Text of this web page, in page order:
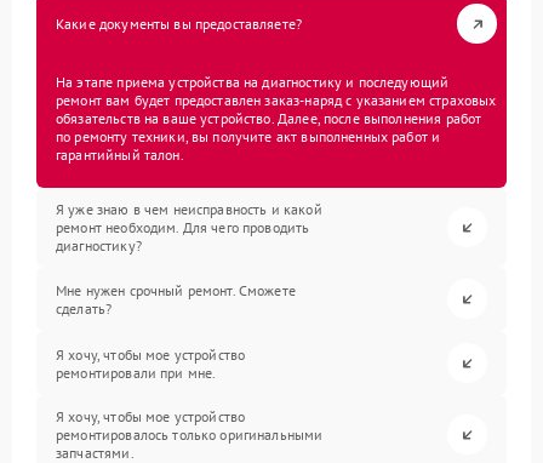
Какие документы вы предоставляете?
На этапе приема устройства на диагностику и последующий
ремонт вам будет предоставлен заказ-наряд с указанием страховых
обязательств на ваше устройство. Далее, после выполнения работ
по ремонту техники, вы получите акт выполненных работ и
гарантийный талон.
Я уже знаю в чем неисправность и какой
ремонт необходим. Для чего проводить
диагностику?
Мне нужен срочный ремонт. Сможете
сделать?
Я хочу, чтобы мое устройство
ремонтировали при мне.
Я хочу, чтобы мое устройство
ремонтировалось только оригинальными
запчастями.